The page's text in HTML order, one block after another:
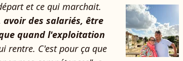
et ce qui marchait.
des salariés, être
quand l'exploitation
rentre. C'est pour ça que